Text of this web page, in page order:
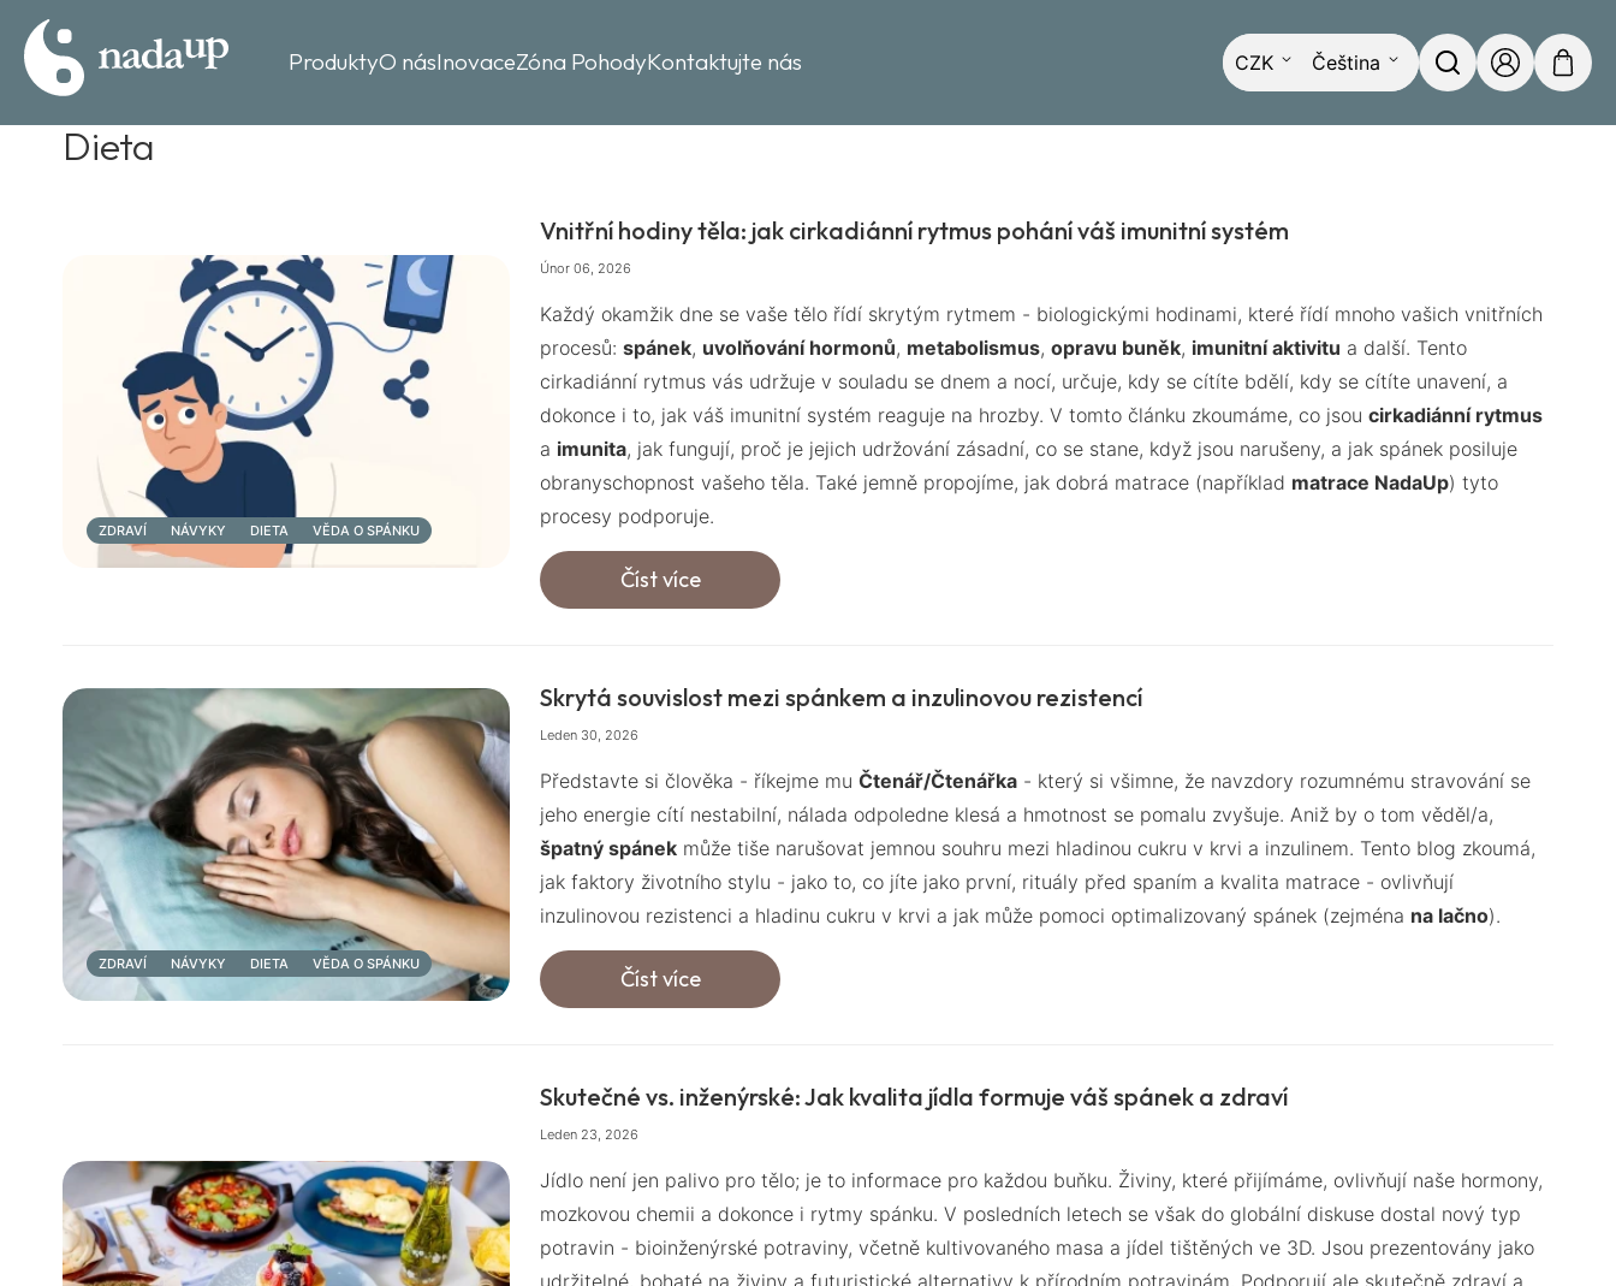
ProduktyO násInovaceZóna PohodyKontaktujte nás Můj košík
Můj
účet
Hledat
Přejít
na
obsah
Měna
CZK Jazyk
Čeština
Dieta
ZDRAVÍ NÁVYKY DIETA VĚDA O SPÁNKU
Vnitřní hodiny těla: jak cirkadiánní rytmus pohání váš imunitní systém
Únor 06, 2026
Každý okamžik dne se vaše tělo řídí skrytým rytmem - biologickými hodinami, které řídí mnoho vašich vnitřních
procesů: spánek, uvolňování hormonů, metabolismus, opravu buněk, imunitní aktivitu a další. Tento
cirkadiánní rytmus vás udržuje v souladu se dnem a nocí, určuje, kdy se cítíte bdělí, kdy se cítíte unavení, a
dokonce i to, jak váš imunitní systém reaguje na hrozby. V tomto článku zkoumáme, co jsou cirkadiánní rytmus
a imunita, jak fungují, proč je jejich udržování zásadní, co se stane, když jsou narušeny, a jak spánek posiluje
obranyschopnost vašeho těla. Také jemně propojíme, jak dobrá matrace (například matrace NadaUp) tyto
procesy podporuje.
Číst více
ZDRAVÍ NÁVYKY DIETA VĚDA O SPÁNKU
Skrytá souvislost mezi spánkem a inzulinovou rezistencí
Leden 30, 2026
Představte si člověka - říkejme mu Čtenář/Čtenářka - který si všimne, že navzdory rozumnému stravování se
jeho energie cítí nestabilní, nálada odpoledne klesá a hmotnost se pomalu zvyšuje. Aniž by o tom věděl/a,
špatný spánek může tiše narušovat jemnou souhru mezi hladinou cukru v krvi a inzulinem. Tento blog zkoumá,
jak faktory životního stylu - jako to, co jíte jako první, rituály před spaním a kvalita matrace - ovlivňují
inzulinovou rezistenci a hladinu cukru v krvi a jak může pomoci optimalizovaný spánek (zejména na lačno).
Číst více
Skutečné vs. inženýrské: Jak kvalita jídla formuje váš spánek a zdraví
Leden 23, 2026
Jídlo není jen palivo pro tělo; je to informace pro každou buňku. Živiny, které přijímáme, ovlivňují naše hormony,
mozkovou chemii a dokonce i rytmy spánku. V posledních letech se však do globální diskuse dostal nový typ
potravin - bioinženýrské potraviny, včetně kultivovaného masa a jídel tištěných ve 3D. Jsou prezentovány jako
udržitelné, bohaté na živiny a futuristické alternativy k přírodním potravinám. Podporují ale skutečně zdraví a